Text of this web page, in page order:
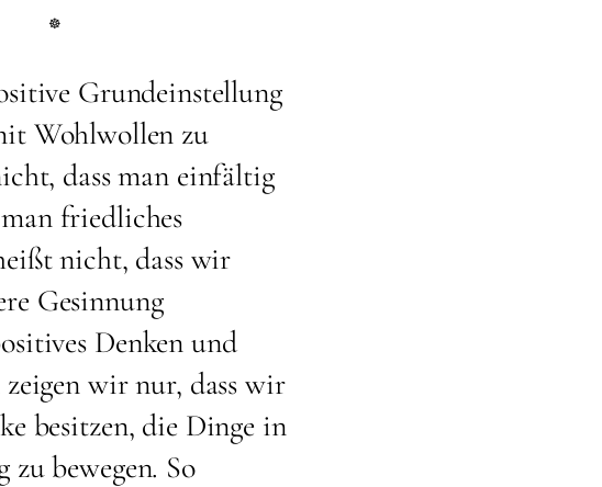
Grundeinstellung
Wohlwollen zu
dass man einfältig
friedliches
nicht, dass wir
Gesinnung
Denken und
wir nur, dass wir
besitzen, die Dinge in
bewegen. So